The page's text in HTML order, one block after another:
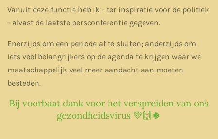
Vanuit deze functie heb ik - ter inspiratie voor de politiek
- alvast de laatste persconferentie gegeven.
Enerzijds om een periode af te sluiten; anderzijds om
iets veel belangrijkers op de agenda te krijgen waar we
maatschappelijk veel meer aandacht aan moeten
besteden.
Bij voorbaat dank voor het verspreiden van ons
gezondheidsvirus 💚🙌🍀